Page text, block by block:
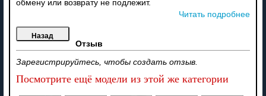
обмену или возврату не подлежит.
Читать подробнее
Отзыв
Зарегистрируйтесь, чтобы создать отзыв.
Посмотрите ещё модели из этой же категории